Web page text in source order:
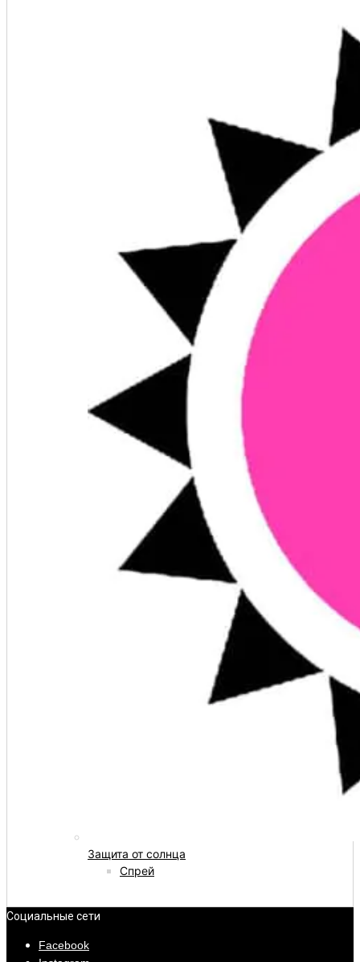
Защита от солнца
Спрей
Социальные сети
Facebook